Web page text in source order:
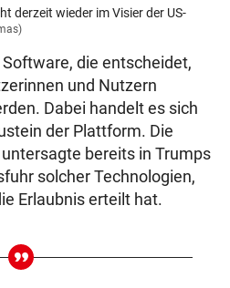
derzeit wieder im Visier der US-
die entscheidet,
und Nutzern
Dabei handelt es sich
der Plattform. Die
bereits in Trumps
solcher Technologien,
Erlaubnis erteilt hat.